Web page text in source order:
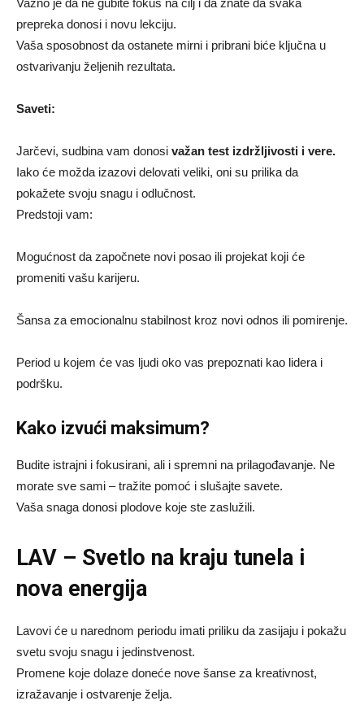
prepreka donosi i novu lekciju.
Vaša sposobnost da ostanete mirni i pribrani biće ključna u
ostvarivanju željenih rezultata.
Saveti:
Jarčevi, sudbina vam donosi važan test izdržljivosti i vere.
Iako će možda izazovi delovati veliki, oni su prilika da
pokažete svoju snagu i odlučnost.
Predstoji vam:
Mogućnost da započnete novi posao ili projekat koji će
promeniti vašu karijeru.
Šansa za emocionalnu stabilnost kroz novi odnos ili pomirenje.
Period u kojem će vas ljudi oko vas prepoznati kao lidera i
podršku.
Kako izvući maksimum?
Budite istrajni i fokusirani, ali i spremni na prilagođavanje. Ne
morate sve sami – tražite pomoć i slušajte savete.
Vaša snaga donosi plodove koje ste zaslužili.
LAV – Svetlo na kraju tunela i
nova energija
Lavovi će u narednom periodu imati priliku da zasijaju i pokažu
svetu svoju snagu i jedinstvenost.
Promene koje dolaze doneće nove šanse za kreativnost,
izražavanje i ostvarenje želja.